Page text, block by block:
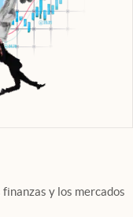
y los mercados